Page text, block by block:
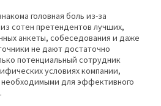
головная боль из-за
сотен претендентов лучших,
анкеты, собеседования и даже
не дают достаточно
потенциальный сотрудник
условиях компании,
для эффективного